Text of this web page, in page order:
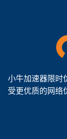
小牛加速器限时
受更优质的网络